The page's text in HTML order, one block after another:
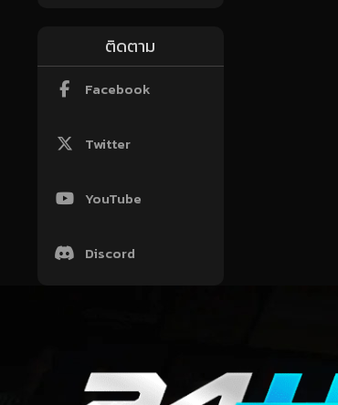
ติดตาม
Facebook
Twitter
YouTube
Discord